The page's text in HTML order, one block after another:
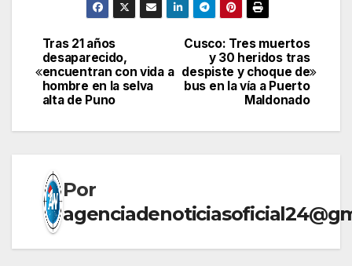
Navegación
de
Cusco: Tres muertos
y 30 heridos tras
despiste y choque de
bus en la vía a Puerto
Maldonado
Tras 21 años
desaparecido,
encuentran con vida a
hombre en la selva
alta de Puno
Por